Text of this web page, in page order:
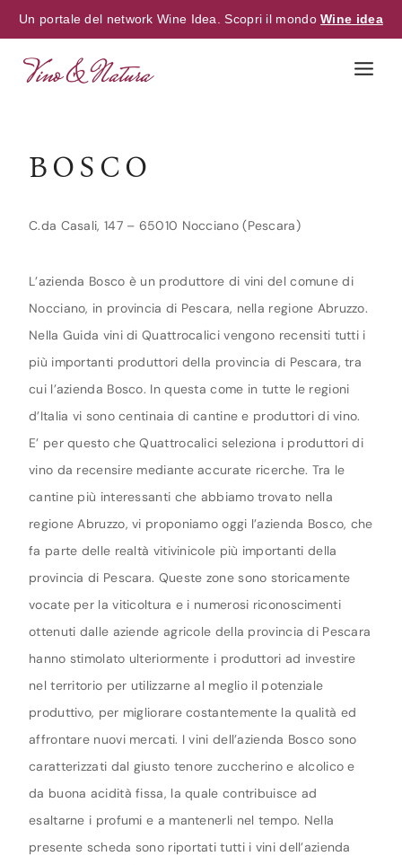
Un portale del network Wine Idea. Scopri il mondoWine idea
BOSCO
C.da Casali, 147 – 65010 Nocciano (Pescara)
L’azienda Bosco è un produttore di vini del comune di
Nocciano, in provincia di Pescara, nella regione Abruzzo.
Nella Guida vini di Quattrocalici vengono recensiti tutti i
più importanti produttori della provincia di Pescara, tra
cui l’azienda Bosco. In questa come in tutte le regioni
d’Italia vi sono centinaia di cantine e produttori di vino.
E’ per questo che Quattrocalici seleziona i produttori di
vino da recensire mediante accurate ricerche. Tra le
cantine più interessanti che abbiamo trovato nella
regione Abruzzo, vi proponiamo oggi l’azienda Bosco, che
fa parte delle realtà vitivinicole più importanti della
provincia di Pescara. Queste zone sono storicamente
vocate per la viticoltura e i numerosi riconoscimenti
ottenuti dalle aziende agricole della provincia di Pescara
hanno stimolato ulteriormente i produttori ad investire
nel territorio per utilizzarne al meglio il potenziale
produttivo, per migliorare costantemente la qualità ed
affrontare nuovi mercati. I vini dell’azienda Bosco sono
caratterizzati dal giusto tenore zuccherino e alcolico e
da buona acidità fissa, la quale contribuisce ad
esaltarne i profumi e a mantenerli nel tempo. Nella
presente scheda sono riportati tutti i vini dell’azienda